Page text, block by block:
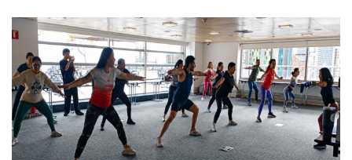
Natalia Villegas, ingeniera por
admiración, Suma Cum Laude por
pasión
Robots, médicos e inteligencia
artificial: así se transforma el futuro de
la medicina